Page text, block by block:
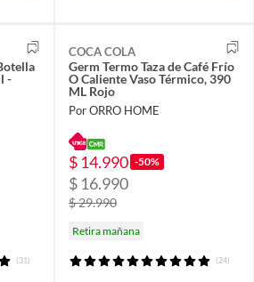
-
(31)
COCA COLA
Germ Termo Taza de Café Frío
O Caliente Vaso Térmico, 390
ML Rojo
Por ORRO HOME
$ 14.990 -50%
$ 16.990
$ 29.990
Retira mañana
(24)